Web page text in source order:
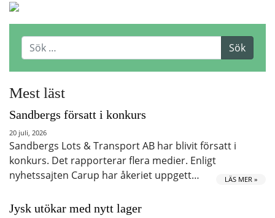
Mest läst
Sandbergs försatt i konkurs
20 juli, 2026
Sandbergs Lots & Transport AB har blivit försatt i
konkurs. Det rapporterar flera medier. Enligt
nyhetssajten Carup har åkeriet uppgett…
LÄS MER »
Jysk utökar med nytt lager